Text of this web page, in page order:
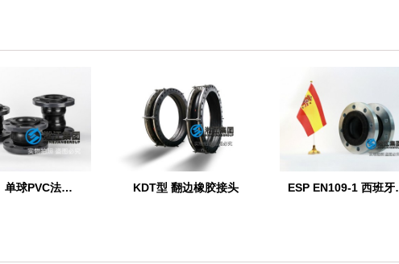
【PVC】单球PVC法兰橡胶接头 KDT型 翻边橡胶接头 ESP